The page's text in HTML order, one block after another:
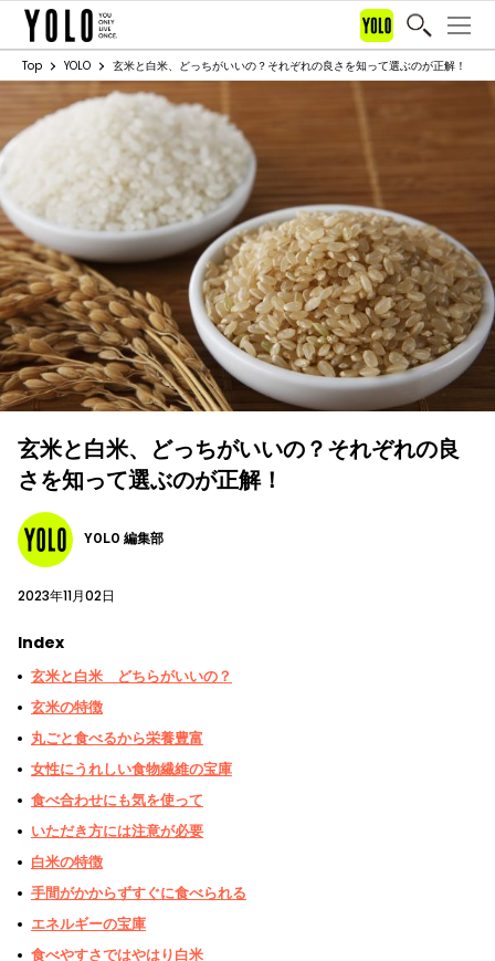
Top YOLO 玄米と白米、どっちがいいの？それぞれの良さを知って選ぶのが正解！
玄米と白米、どっちがいいの？それぞれの良
さを知って選ぶのが正解！
YOLO 編集部
2023年11月02日
Index
玄米と白米 どちらがいいの？
玄米の特徴
丸ごと食べるから栄養豊富
女性にうれしい食物繊維の宝庫
食べ合わせにも気を使って
いただき方には注意が必要
白米の特徴
手間がかからずすぐに食べられる
エネルギーの宝庫
食べやすさではやはり白米